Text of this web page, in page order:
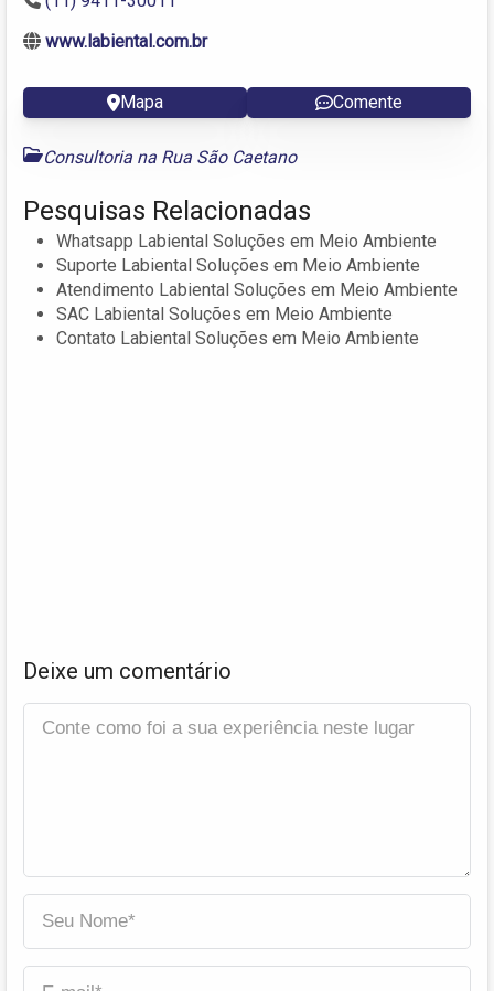
www.labiental.com.br
Mapa Comente
Consultoria na Rua São Caetano
Pesquisas Relacionadas
Whatsapp Labiental Soluções em Meio Ambiente
Suporte Labiental Soluções em Meio Ambiente
Atendimento Labiental Soluções em Meio Ambiente
SAC Labiental Soluções em Meio Ambiente
Contato Labiental Soluções em Meio Ambiente
Deixe um comentário